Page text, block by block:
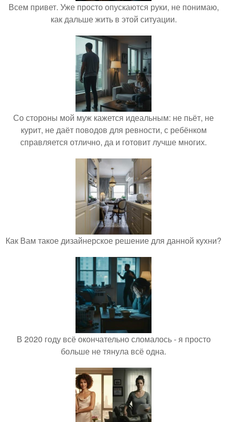
Всем привет. Уже просто опускаются руки, не понимаю,
как дальше жить в этой ситуации.
Со стороны мой муж кажется идеальным: не пьёт, не
курит, не даёт поводов для ревности, с ребёнком
справляется отлично, да и готовит лучше многих.
Как Вам такое дизайнерское решение для данной кухни?
В 2020 году всё окончательно сломалось - я просто
больше не тянула всё одна.